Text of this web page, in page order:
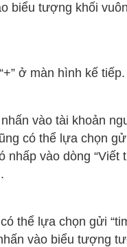
biểu tượng khối
ở màn hình kế tiếp.
vào tài khoản
có thể lựa chọn
vào dòng “Viết
thể lựa chọn gửi
vào biểu tượng